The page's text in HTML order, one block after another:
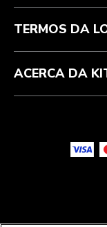
Perguntas frequentes
ODR
TERMOS DA
ACERCA DA